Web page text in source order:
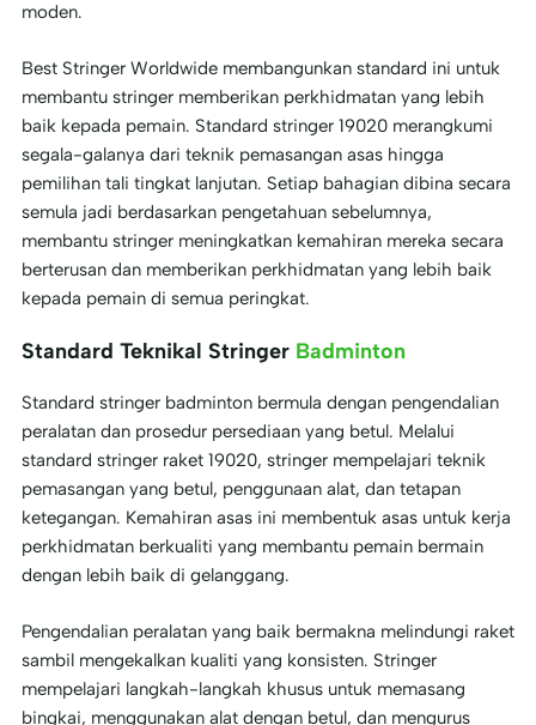
moden.
Best Stringer Worldwide membangunkan standard ini untuk
membantu stringer memberikan perkhidmatan yang lebih
baik kepada pemain. Standard stringer 19020 merangkumi
segala-galanya dari teknik pemasangan asas hingga
pemilihan tali tingkat lanjutan. Setiap bahagian dibina secara
semula jadi berdasarkan pengetahuan sebelumnya,
membantu stringer meningkatkan kemahiran mereka secara
berterusan dan memberikan perkhidmatan yang lebih baik
kepada pemain di semua peringkat.
Standard Teknikal Stringer Badminton
Standard stringer badminton bermula dengan pengendalian
peralatan dan prosedur persediaan yang betul. Melalui
standard stringer raket 19020, stringer mempelajari teknik
pemasangan yang betul, penggunaan alat, dan tetapan
ketegangan. Kemahiran asas ini membentuk asas untuk kerja
perkhidmatan berkualiti yang membantu pemain bermain
dengan lebih baik di gelanggang.
Pengendalian peralatan yang baik bermakna melindungi raket
sambil mengekalkan kualiti yang konsisten. Stringer
mempelajari langkah-langkah khusus untuk memasang
bingkai, menggunakan alat dengan betul, dan mengurus